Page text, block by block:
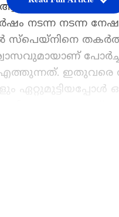
ആണ് എതിരാളികൾ.
നടന്ന നടന്ന
സ്പെയ്നിനെ
എത്തുന്നത്.